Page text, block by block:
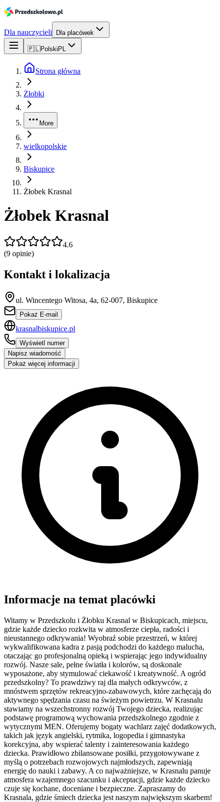
Dla nauczycieli Dla placówek
🇵🇱Polski PL
Strona główna
Żłobki
More
wielkopolskie
Biskupice
Żłobek Krasnal
Żłobek Krasnal
4.6
(9 opinie)
Kontakt i lokalizacja
ul. Wincentego Witosa, 4a, 62-007, Biskupice
Pokaż E-mail
krasnalbiskupice.pl
Wyświetl numer
Napisz wiadomość
Pokaż więcej informacji
Informacje na temat placówki
Witamy w Przedszkolu i Żłobku Krasnal w Biskupicach, miejscu,
gdzie każde dziecko rozkwita w atmosferze ciepła, radości i
nieustannego odkrywania! Wyobraź sobie przestrzeń, w której
wykwalifikowana kadra z pasją podchodzi do każdego malucha,
otaczając go profesjonalną opieką i wspierając jego indywidualny
rozwój. Nasze sale, pełne światła i kolorów, są doskonale
wyposażone, aby stymulować ciekawość i kreatywność. A ogród
przedszkolny? To prawdziwy raj dla małych odkrywców, z
mnóstwem sprzętów rekreacyjno-zabawowych, które zachęcają do
aktywnego spędzania czasu na świeżym powietrzu. W Krasnalu
stawiamy na wszechstronny rozwój Twojego dziecka, realizując
podstawę programową wychowania przedszkolnego zgodnie z
wytycznymi MEN. Oferujemy bogaty wachlarz zajęć dodatkowych,
takich jak język angielski, rytmika, logopedia i gimnastyka
korekcyjna, aby wspierać talenty i zainteresowania każdego
dziecka. Prawidłowo zbilansowane posiłki, przygotowywane z
myślą o potrzebach rozwojowych najmłodszych, zapewniają
energię do nauki i zabawy. A co najważniejsze, w Krasnalu panuje
atmosfera wzajemnego szacunku i akceptacji, gdzie każde dziecko
czuje się kochane, doceniane i bezpieczne. Zapraszamy do
Krasnala, gdzie śmiech dziecka jest naszym największym skarbem!